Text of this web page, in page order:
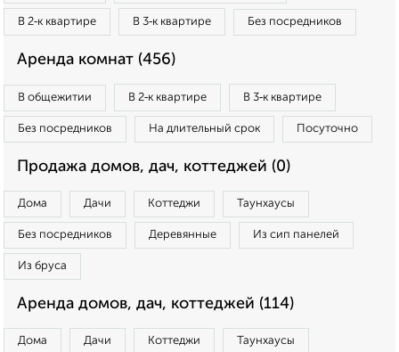
В 2‑к квартире В 3‑к квартире Без посредников
Аренда комнат (456)
В общежитии В 2‑к квартире В 3‑к квартире
Без посредников На длительный срок Посуточно
Продажа домов, дач, коттеджей (0)
Дома Дачи Коттеджи Таунхаусы
Без посредников Деревянные Из сип панелей
Из бруса
Аренда домов, дач, коттеджей (114)
Дома Дачи Коттеджи Таунхаусы